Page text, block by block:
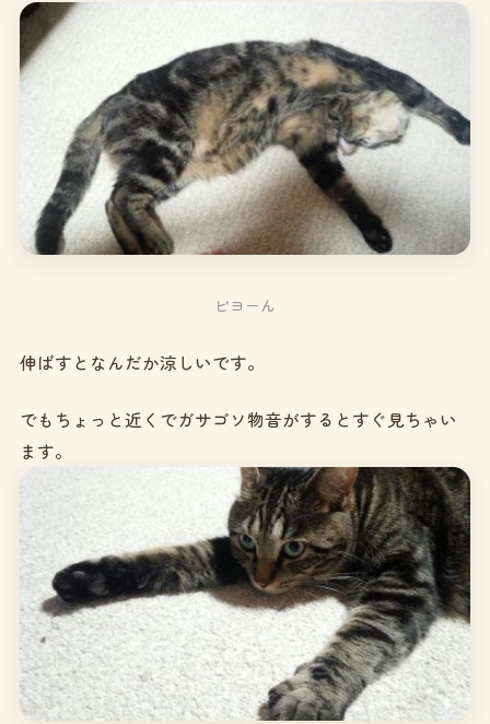
ビヨーん
伸ばすとなんだか涼しいです。
でもちょっと近くでガサゴソ物音がするとすぐ見ちゃい
ます。